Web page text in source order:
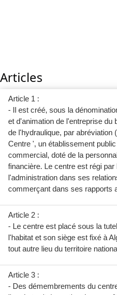
Articles
Article 1 :
- Il est créé, sous la
et d'animation de l'entreprise du
de l'hydraulique, par abréviation
Centre ', un établissement
commercial, doté de la
financière. Le centre est régi
l'administration dans ses
commerçant dans ses rapports
Article 2 :
- Le centre est placé sous la
l'habitat et son siège est fixé à
tout autre lieu du territoire
Article 3 :
- Des démembrements du